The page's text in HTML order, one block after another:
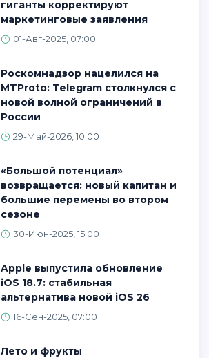
гиганты корректируют
маркетинговые заявления
01-Авг-2025, 07:00
Роскомнадзор нацелился на
MTProto: Telegram столкнулся с
новой волной ограничений в
России
29-Май-2026, 10:00
«Большой потенциал»
возвращается: новый капитан и
большие перемены во втором
сезоне
30-Июн-2025, 15:00
Apple выпустила обновление
iOS 18.7: стабильная
альтернатива новой iOS 26
16-Сен-2025, 07:00
Лето и фрукты